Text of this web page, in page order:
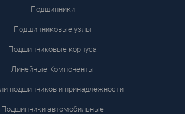
Подшипники
Подшипниковые узлы
Подшипниковые корпуса
Линейные Компоненты
подшипников и принадлежности
Подшипники автомобильные